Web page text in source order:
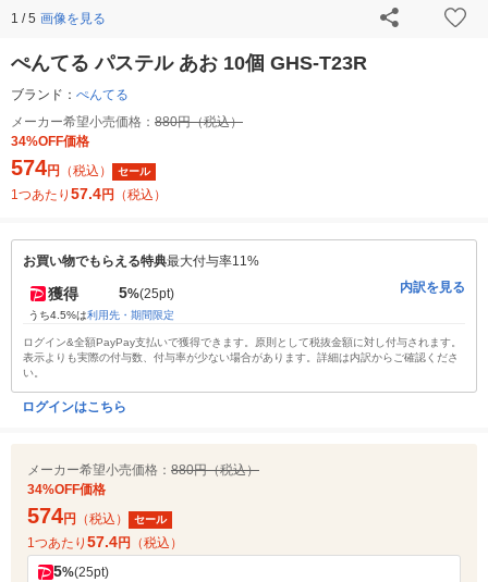
1 / 5 画像を見る
ぺんてる パステル あお 10個 GHS-T23R
ブランド： ぺんてる
メーカー希望小売価格： 880円（税込）
34%OFF価格
574円 （税込） セール
1つあたり 57.4円 （税込）
お買い物でもらえる特典最大付与率11%
獲得 5%(25pt)
うち4.5%は利用先・期間限定
内訳を見る
ログイン&全額PayPay支払いで獲得できます。原則として税抜金額に対し付与されます。
表示よりも実際の付与数、付与率が少ない場合があります。詳細は内訳からご確認くださ
い。
ログインはこちら
メーカー希望小売価格： 880円（税込）
34%OFF価格
574円 （税込） セール
1つあたり 57.4円 （税込）
5%(25pt)